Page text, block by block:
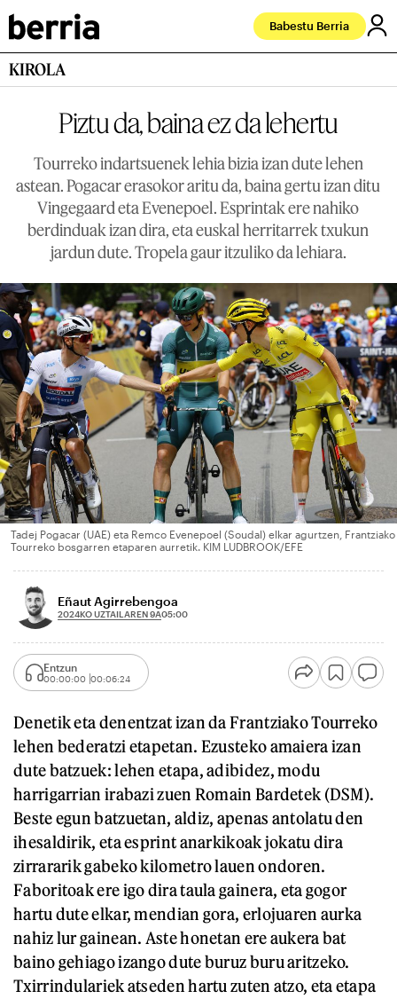
Babestu Berria
KIROLA
Piztu da, baina ez da lehertu
Tourreko indartsuenek lehia bizia izan dute lehen
astean. Pogacar erasokor aritu da, baina gertu izan ditu
Vingegaard eta Evenepoel. Esprintak ere nahiko
berdinduak izan dira, eta euskal herritarrek txukun
jardun dute. Tropela gaur itzuliko da lehiara.
Tadej Pogacar (UAE) eta Remco Evenepoel (Soudal) elkar agurtzen, Frantziako
Tourreko bosgarren etaparen aurretik. KIM LUDBROOK/EFE
Eñaut Agirrebengoa
2024KO UZTAILAREN 9A05:00
Entzun
00:00:00 00:06:24
Denetik eta denentzat izan da Frantziako Tourreko
lehen bederatzi etapetan. Ezusteko amaiera izan
dute batzuek: lehen etapa, adibidez, modu
harrigarrian irabazi zuen Romain Bardetek (DSM).
Beste egun batzuetan, aldiz, apenas antolatu den
ihesaldirik, eta esprint anarkikoak jokatu dira
zirrararik gabeko kilometro lauen ondoren.
Faboritoak ere igo dira taula gainera, eta gogor
hartu dute elkar, mendian gora, erlojuaren aurka
nahiz lur gainean. Aste honetan ere aukera bat
baino gehiago izango dute buruz buru aritzeko.
Txirrindulariek atseden hartu zuten atzo, eta etapa